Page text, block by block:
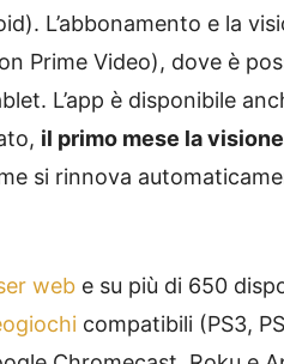
L’abbonamento e la
Prime Video), dove è
L’app è disponibile
il primo mese la
si rinnova
web e su più di 650
compatibili (PS3,